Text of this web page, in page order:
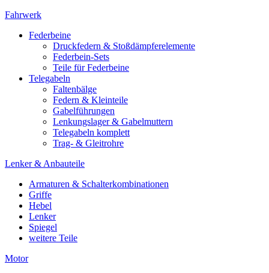
Fahrwerk
Federbeine
Druckfedern & Stoßdämpferelemente
Federbein-Sets
Teile für Federbeine
Telegabeln
Faltenbälge
Federn & Kleinteile
Gabelführungen
Lenkungslager & Gabelmuttern
Telegabeln komplett
Trag- & Gleitrohre
Lenker & Anbauteile
Armaturen & Schalterkombinationen
Griffe
Hebel
Lenker
Spiegel
weitere Teile
Motor